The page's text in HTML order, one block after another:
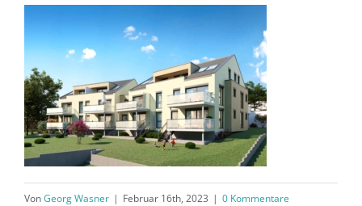
VonGeorg Wasner | Februar 16th, 2023 | 0 Kommentare